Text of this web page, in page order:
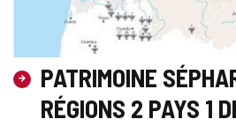
PATRIMOINE
RÉGIONS 2 PAYS 1